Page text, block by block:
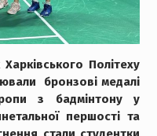
Політеху
бронзові медалі
з бадмінтону у
першості та